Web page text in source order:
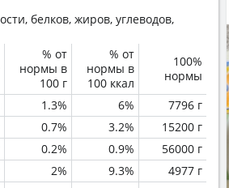
белков, жиров, углеводов,
% от
нормы в
100 г
% от
нормы в
100 ккал
100%
нормы
1.3% 6%
7796 г
0.7% 3.2%
15200 г
0.2% 0.9%
56000 г
2% 9.3%
4977 г